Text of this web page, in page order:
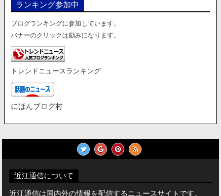
ランキング参加中
ブログランキングに参加しています。
バナーのクリックは励みになります。
トレンドニュースランキング
にほんブログ村
近江通信について
近江通信は国内外の情報を配信するニュースサイトです。